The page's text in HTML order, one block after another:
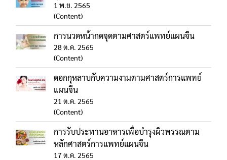
1 พ.ย. 2565
(Content)
การนวดหน้ากดจุดตามศาสตร์แพทย์แผนจีน
28 ต.ค. 2565
(Content)
ดอกกุหลาบกับความงามตามศาสตร์การแพทย์
แผนจีน
21 ต.ค. 2565
(Content)
การรับประทานอาหารเพื่อบำรุงผิวพรรณตาม
หลักศาสตร์การแพทย์แผนจีน
17 ต.ค. 2565